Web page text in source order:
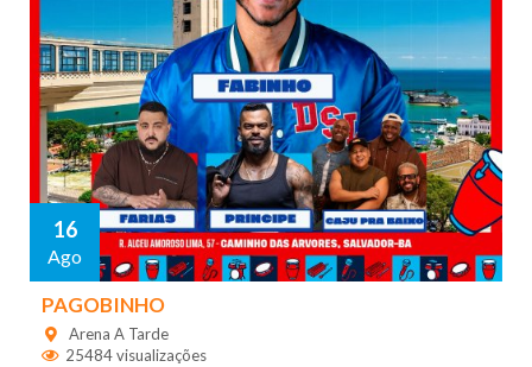
16
Ago
PAGOBINHO
Arena A Tarde
25484 visualizações